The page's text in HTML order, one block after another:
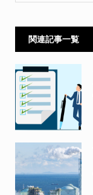
関連記事一覧